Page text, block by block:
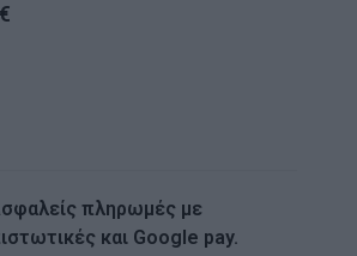
€
πληρωμές με
και Google pay.